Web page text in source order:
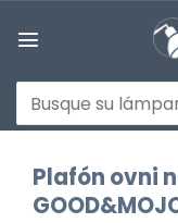
Buscar
por:
Plafón ovni